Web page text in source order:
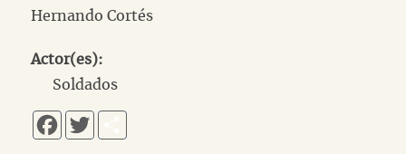
Hernando Cortés
Actor(es):
Soldados
Facebook
Twitter